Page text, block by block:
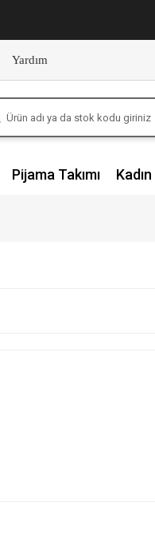
Yardım
Pijama Takımı